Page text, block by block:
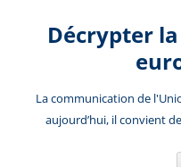
contenuDécrypter
La communication de
aujourd’hui, il convient